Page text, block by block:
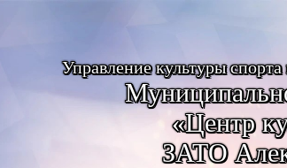
Управление культуры
«Центр
ЗАТО